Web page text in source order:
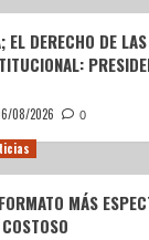
EL DERECHO DE
08/2026 0
MÁS